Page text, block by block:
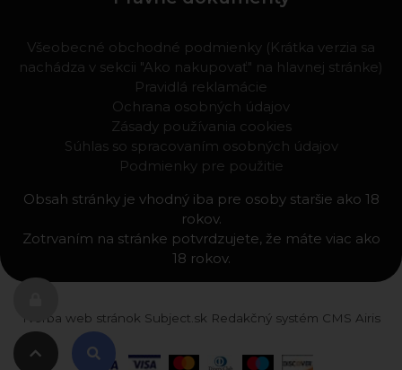
Všeobecné obchodné podmienky (Krátka verzia sa
nachádza v sekcii "Ako nakupovať" na hlavnej stránke)
Pravidlá reklamácie
Ochrana osobných údajov
Zásady používania cookies
Súhlas so spracovaním osobných údajov
Podmienky pre použitie
Obsah stránky je vhodný iba pre osoby staršie ako 18
rokov.
Zotrvaním na stránke potvrdzujete, že máte viac ako
18 rokov.
Tvorba web stránok Subject.sk Redakčný systém CMS Airis